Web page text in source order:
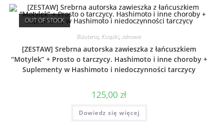
OUT OF STOCK
Biżuteria, Książki, zdrowie
[ZESTAW] Srebrna autorska zawieszka z łańcuszkiem
“Motylek” + Prosto o tarczycy. Hashimoto i inne choroby +
Suplementy w Hashimoto i niedoczynności tarczycy
125,00 zł
Dowiedz się więcej